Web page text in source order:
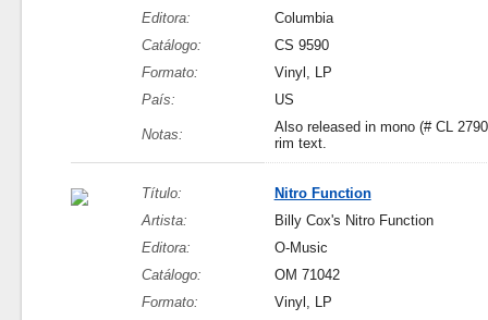
Editora:
Columbia
Catálogo:
CS 9590
Formato:
Vinyl, LP
País:
US
Notas:
Also released in mono (# CL
rim text.
Título:
Nitro Function
Artista:
Billy Cox's Nitro Function
Editora:
O-Music
Catálogo:
OM 71042
Formato:
Vinyl, LP